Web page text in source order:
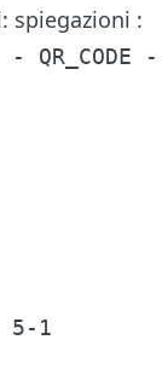
spiegazioni :
-
5-1